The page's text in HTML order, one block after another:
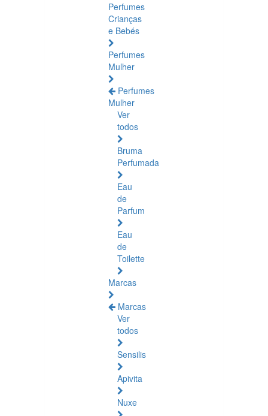
Perfumes
Crianças
e Bebés
Perfumes
Mulher
Perfumes
Mulher
Ver
todos
Bruma
Perfumada
Eau
de
Parfum
Eau
de
Toilette
Marcas
Marcas
Ver
todos
Sensilis
Apivita
Nuxe